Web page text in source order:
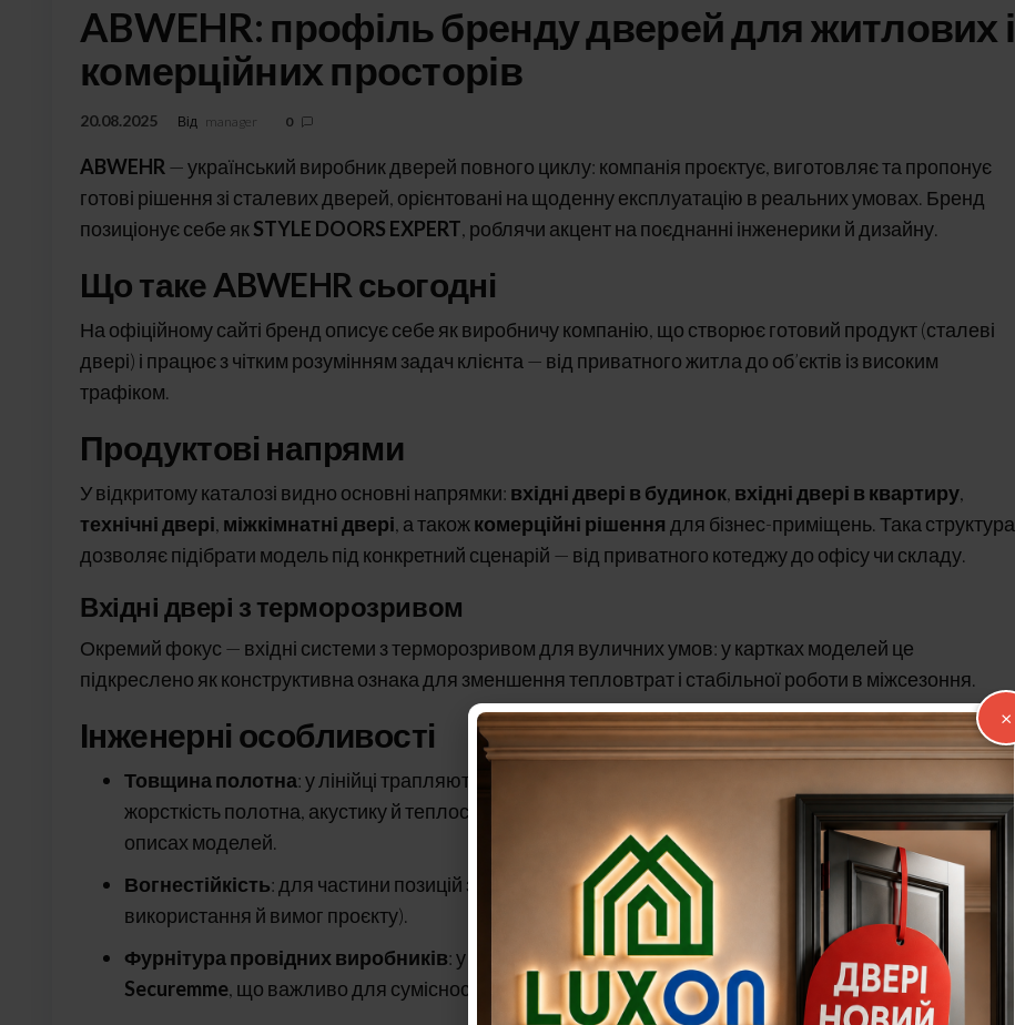
ABWEHR: профіль бренду дверей для житлових і
комерційних просторів
20.08.2025 Від manager 0
ABWEHR — український виробник дверей повного циклу: компанія проєктує, виготовляє та пропонує
готові рішення зі сталевих дверей, орієнтовані на щоденну експлуатацію в реальних умовах. Бренд
позиціонує себе якSTYLE DOORS EXPERT, роблячи акцент на поєднанні інженерики й дизайну.
Що таке ABWEHR сьогодні
На офіційному сайті бренд описує себе як виробничу компанію, що створює готовий продукт (сталеві
двері) і працює з чітким розумінням задач клієнта — від приватного житла до об’єктів із високим
трафіком.
Продуктові напрями
У відкритому каталозі видно основні напрямки: вхідні двері в будинок, вхідні двері в квартиру,
технічні двері, міжкімнатні двері, а такожкомерційні рішення для бізнес-приміщень. Така структура
дозволяє підібрати модель під конкретний сценарій — від приватного котеджу до офісу чи складу.
Вхідні двері з терморозривом
Окремий фокус — вхідні системи з терморозривом для вуличних умов: у картках моделей це
підкреслено як конструктивна ознака для зменшення тепловтрат і стабільної роботи в міжсезоння.
Інженерні особливості
Товщина полотна: у лінійці трапляються рішення з
жорсткість полотна, акустику й теплостійкість вузла. Ці значення відображені безпосередньо в
описах моделей.
Вогнестійкість: для частини позицій заявлено 30 хввогнестійкості (для відповідних сценаріїв
використання й вимог проєкту).
Фурнітура провідних виробників: у каталозі зустрічаються комплектації із замками Mottura
Securemme, що важливо для сумісності з різними сценаріями безпеки та сервісу.
×